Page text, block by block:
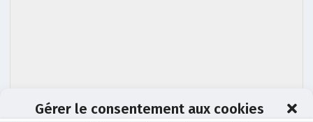
Gérer le consentement aux cookies